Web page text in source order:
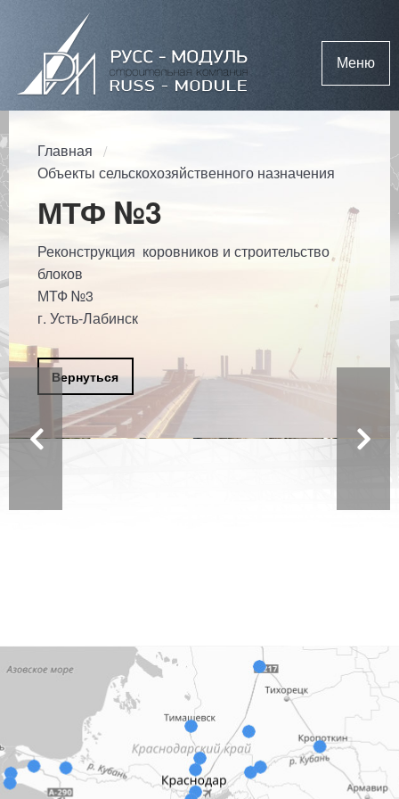
Меню
Главная
Объекты сельскохозяйственного назначения
МТФ №3
Реконструкция коровников и строительство
блоков
МТФ №3
г. Усть-Лабинск
Вернуться